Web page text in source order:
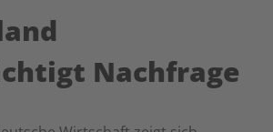
Nachfrage